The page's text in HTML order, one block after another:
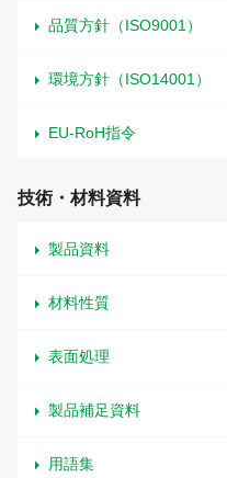
品質方針（ISO9001）
環境方針（ISO14001）
EU-RoH指令
技術・材料資料
製品資料
材料性質
表面処理
製品補足資料
用語集